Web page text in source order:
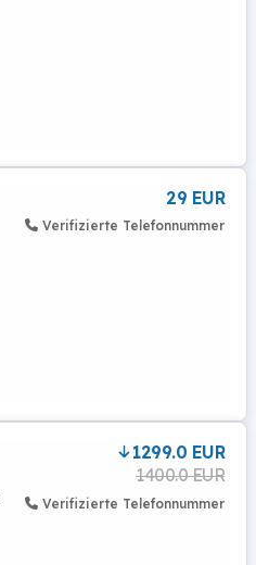
29 EUR
Verifizierte Telefonnummer
1299.0 EUR
1400.0 EUR
Verifizierte Telefonnummer